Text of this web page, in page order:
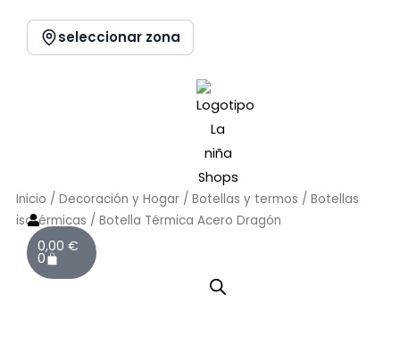
seleccionar zona
0,00 €
0
Carrito
Inicio / Decoración y Hogar/ Botellas y termos / Botellas
isotérmicas / Botella Térmica Acero Dragón
Sin stock